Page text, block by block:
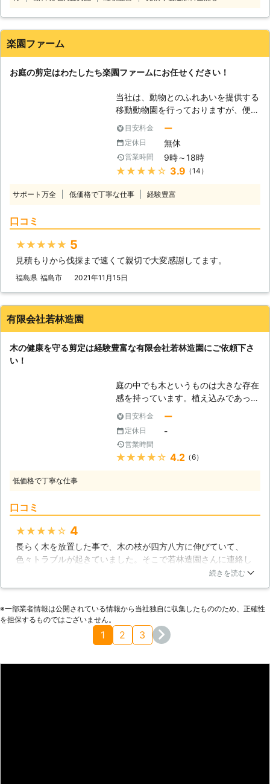
ん！「業者が来るからずっと家にいな
出いただけます。 ④マンションや福
祉施設などのお庭の定期管理も承って
おります！個人邸だけでなくマンショ
ンや福祉施設の管理者様もご相談いた
木屋もサービス業であるという観点か
ら、お客様とのコミニュケーションを
大切にしたいと考えています。株式会
社庭屋中村の剪定で、自慢の庭木を美
承ります！ご要望に応じて細やかに対
応 「剪定だけでなく、庭の雑草もキ
がありましたら、お任せください。当
店では、まずお電話でご依頼内容やご
しています。ご要望やお不安な点があ
りました遠慮なくご相談ください。
していますがそれだけでなく、これま
で培ってきた実績をもとに自信をもっ
てサービスを提供しています。剪定を
おこなう際にはまずは当店にご相談く
から対応！ 当店では、庭木の剪定作
たします。 植木1本から作業を承って
いますので、お気軽にご利用くださ
い。 作業で発生した切り落とした枝
葉の処理もすべて私たちが対処します
ので、ご安心を。 ●しっかりとした
ヒアリングでお客様の望むお庭を提
開始前のヒアリングにも力を入れてお
りを提示。 その後、追加でしてほし
たら、お気軽にご相談を。 なるべく
お客様のご要望に沿った方法で施工を
提供いたします。 剪定作業以外に
も、お庭の草刈りや伐採・除草作業・
芝張りなどお庭に関するお悩みに対応
楽園ファーム
お庭の剪定はわたしたち楽園ファームにお任せください！
当社は、動物とのふれあいを提供する
移動動物園を行っておりますが、便利
屋に似たちょっとしたお手伝いをさせ
ていただいております。買い物の代行
や送迎といったことから日曜大工やペ
ンキ塗りなどのご家庭に有りがちなお
悩みやお困りごとに対応しておりま
とでも当社は承っておりますので、お
は丸一日かかることもありますし、普
段使わない筋肉を使ってしまうので、
【お手伝いでも大丈夫】 一人でやる
定して頂ければ、お客様と分担して作
業することもできますので、お客様が
難しいと感じることだけを当社にお任
せください。 当社では、お客様との
ふれあいを大切にしており、お客様に
は頼れる存在としてご利用いただける
目安料金 ー
定休日 無休
営業時間 9時～18時
★★★★★ 3.9 （14）
サポート万全 低価格で丁寧な仕事 経験豊富
口コミ
★★★★★ 5
見積もりから伐採まで速くて親切で大変感謝してます。
福島県 福島市 2021年11月15日
有限会社若林造園
木の健康を守る剪定は経験豊富な有限会社若林造園にご依頼下さ
い！
庭の中でも木というものは大きな存在
感を持っています。植え込みであって
も庭を演出する大切なものですし、木
であればもっと大切なものになりま
す。季節に応じて花をつけたり、葉を
落としたり、時期を象徴する存在で
す。しかし、それもちゃんと世話をし
しまいます。そのために木の世話は重
要なのです。 【剪定で世話をいたし
ます】 木のお世話には肥料をあげる
ことなどもありますが、やはり代表的
よく観察し、不用な枝や病気の枝を切
り落としていく作業のことを言いま
す。木の中に不用な枝があるのかと疑
あるのです。木全体の形をおかしくす
目安料金 ー
定休日 -
営業時間
★★★★★ 4.2 （6）
低価格で丁寧な仕事
口コミ
★★★★★ 4
長らく木を放置した事で、木の枝が四方八方に伸びていて、
色々トラブルが起きていました。そこで若林造園さんに連絡し
たのですが、対応が早いし、無料で見積もりを出してくれて、
した。フォルムも綺麗になり満足でした！
2016年12月21日
続きを読む
※⼀部業者情報は公開されている情報から当社独⾃に収集したもののため、正確性
を担保するものではございません。
1 2 3